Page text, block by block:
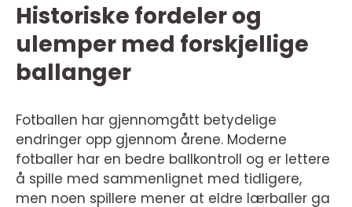
Historiske fordeler og
ulemper med forskjellige
ballanger
Fotballen har gjennomgått betydelige
endringer opp gjennom årene. Moderne
fotballer har en bedre ballkontroll og er lettere
å spille med sammenlignet med tidligere,
men noen spillere mener at eldre lærballer ga